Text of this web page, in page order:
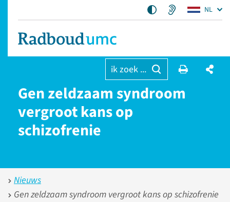
NL
ik zoek ...
Gen zeldzaam syndroom
vergroot kans op
schizofrenie
Nieuws
Gen zeldzaam syndroom vergroot kans op schizofrenie